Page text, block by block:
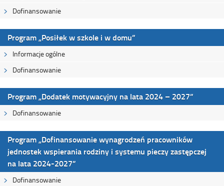
Dofinansowanie
Program „Posiłek w szkole i w domu”
Informacje ogólne
Dofinansowanie
Program „Dodatek motywacyjny na lata 2024 – 2027”
Dofinansowanie
Program „Dofinansowanie wynagrodzeń pracowników
jednostek wspierania rodziny i systemu pieczy zastępczej
na lata 2024-2027”
Dofinansowanie